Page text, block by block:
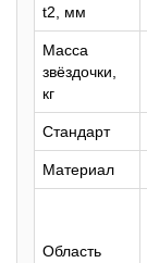
t2, мм
Масса
звёздочки,
кг
Стандарт
Материал
Область